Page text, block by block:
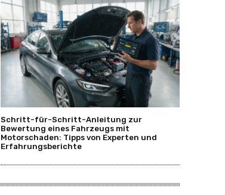
Schritt-für-Schritt-Anleitung zur
Bewertung eines Fahrzeugs mit
Motorschaden: Tipps von Experten und
Erfahrungsberichte